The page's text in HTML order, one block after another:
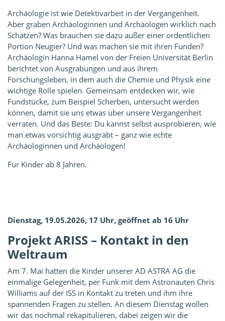
Archäologie ist wie Detektivarbeit in der Vergangenheit.
Aber graben Archäologinnen und Archäologen wirklich nach
Schätzen? Was brauchen sie dazu außer einer ordentlichen
Portion Neugier? Und was machen sie mit ihren Funden?
Archäologin Hanna Hamel von der Freien Universität Berlin
berichtet von Ausgrabungen und aus ihrem
Forschungsleben, in dem auch die Chemie und Physik eine
wichtige Rolle spielen. Gemeinsam entdecken wir, wie
Fundstücke, zum Beispiel Scherben, untersucht werden
können, damit sie uns etwas über unsere Vergangenheit
verraten. Und das Beste: Du kannst selbst ausprobieren, wie
man etwas vorsichtig ausgräbt – ganz wie echte
Archäologinnen und Archäologen!
Für Kinder ab 8 Jahren.
Dienstag, 19.05.2026, 17 Uhr, geöffnet ab 16 Uhr
Projekt ARISS – Kontakt in den
Weltraum
Am 7. Mai hatten die Kinder unserer AD ASTRA AG die
einmalige Gelegenheit, per Funk mit dem Astronauten Chris
Williams auf der ISS in Kontakt zu treten und ihm ihre
spannenden Fragen zu stellen. An diesem Dienstag wollen
wir das nochmal rekapitulieren, dabei zeigen wir die